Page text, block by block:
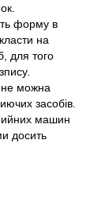
форму в
на
для того
можна
засобів.
машин
досить